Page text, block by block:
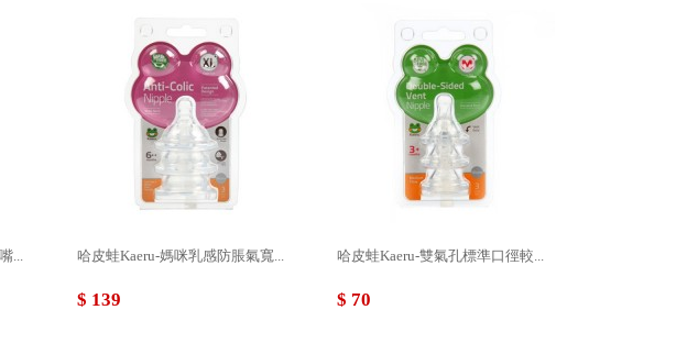
... 哈皮蛙Kaeru-媽咪乳感防脹氣寬...
$ 139
哈皮蛙Kaeru-雙氣孔標準口徑較...
$ 70